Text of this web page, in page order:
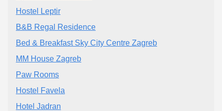
Hostel Leptir
B&B Regal Residence
Bed & Breakfast Sky City Centre Zagreb
MM House Zagreb
Paw Rooms
Hostel Favela
Hotel Jadran